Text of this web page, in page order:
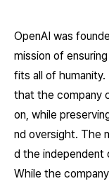
OpenAI was
mission of
fits all of humanity.
that the company
on, while
nd oversight. The
d the independent
While the